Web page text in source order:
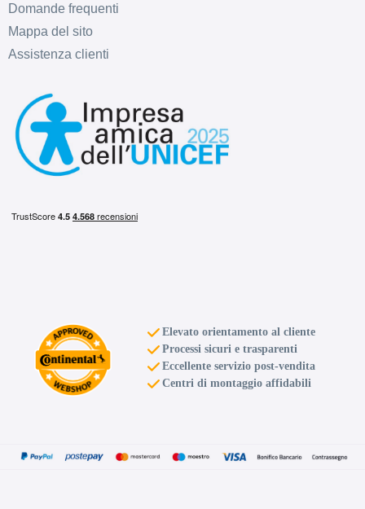
Domande frequenti
Mappa del sito
Assistenza clienti
Elevato orientamento al cliente
Processi sicuri e trasparenti
Eccellente servizio post-vendita
Centri di montaggio affidabili